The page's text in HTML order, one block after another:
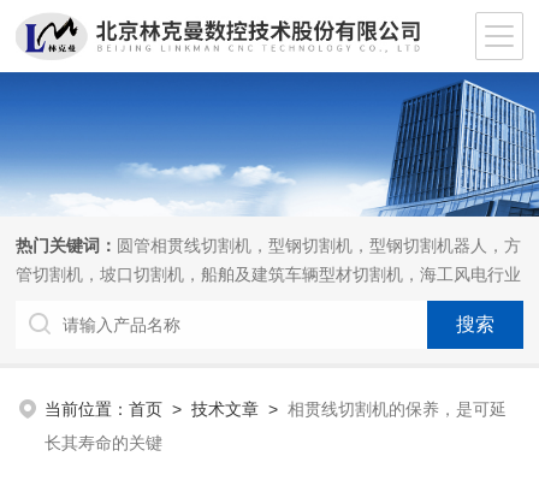
热门关键词： 圆管相贯线切割机，型钢切割机，型钢切割机器人，方
管切割机，坡口切割机，船舶及建筑车辆型材切割机，海工风电行业
当前位置：首页 >技术文章 >相贯线切割机的保养，是可延
长其寿命的关键